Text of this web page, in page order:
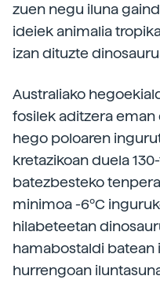
zuen negu iluna
ideiek animalia
izan dituzte
Australiako
fosilek aditzera
hego poloaren
kretazikoan duela
batezbesteko
minimoa -6ºC
hilabeteetan
hamabostaldi batean
hurrengoan